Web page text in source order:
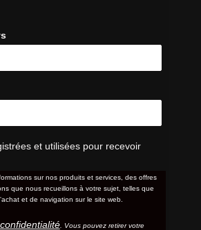
et utilisées pour recevoir
sur nos produits et services, des offres
que nous recueillons à votre sujet, telles que
et de navigation sur le site web.
. Vous pouvez retirer votre